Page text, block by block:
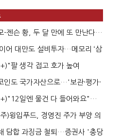
-젠슨 황, 두 달 만에 또 만난다…
등 논...
어 대만도 설비투자…메모리 ‘삼
’
팔 생각 접고 호가 높여
똘똘한 한 채' 20...
인도 국가자산으로…'보관·평가·
기준은 ...
일엔 물건 다 들어와요"…
채우며 문 연 ...
)윙입푸드, 경영진 주가 부양 의
한가...
담합 과징금 철퇴…증권사 '충당